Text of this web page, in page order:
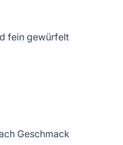
fein gewürfelt
Geschmack